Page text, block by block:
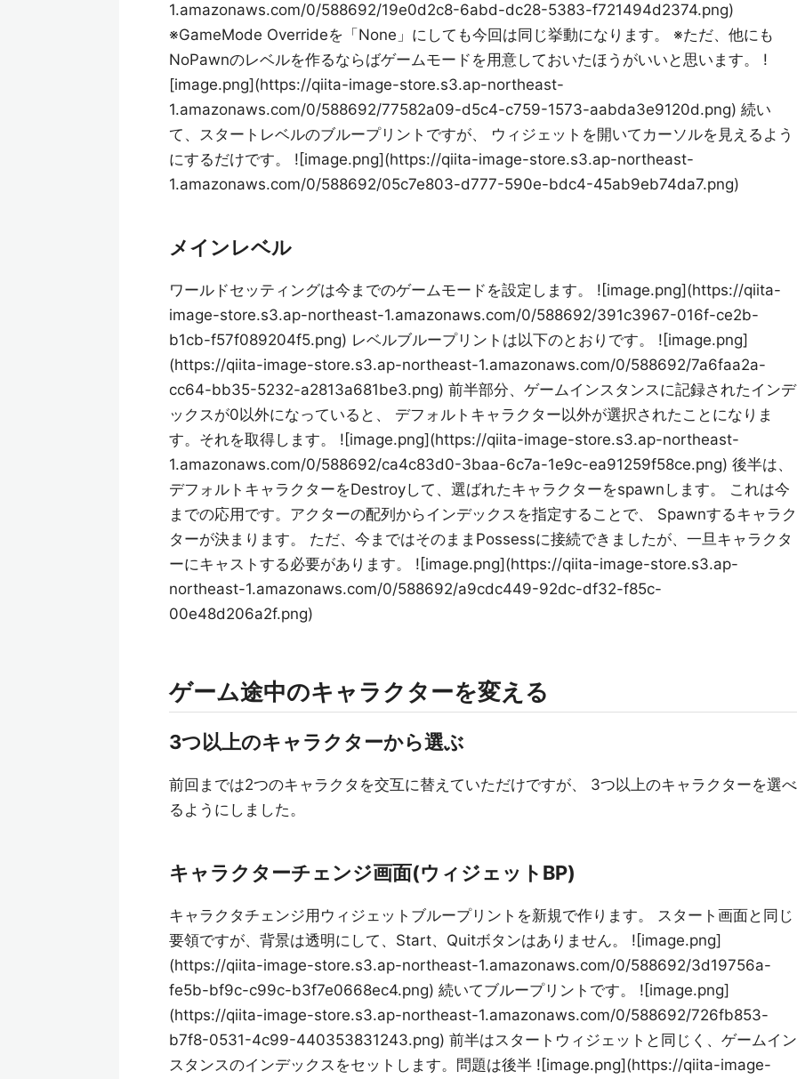
1.amazonaws.com/0/588692/19e0d2c8-6abd-dc28-5383-f721494d2374.png)
※GameMode Overrideを「None」にしても今回は同じ挙動になります。 ※ただ、他にも
NoPawnのレベルを作るならばゲームモードを用意しておいたほうがいいと思います。 !
[image.png](https://qiita-image-store.s3.ap-northeast-
1.amazonaws.com/0/588692/77582a09-d5c4-c759-1573-aabda3e9120d.png) 続い
て、スタートレベルのブループリントですが、 ウィジェットを開いてカーソルを見えるよう
にするだけです。 ![image.png](https://qiita-image-store.s3.ap-northeast-
1.amazonaws.com/0/588692/05c7e803-d777-590e-bdc4-45ab9eb74da7.png)
メインレベル
ワールドセッティングは今までのゲームモードを設定します。 ![image.png](https://qiita-
image-store.s3.ap-northeast-1.amazonaws.com/0/588692/391c3967-016f-ce2b-
b1cb-f57f089204f5.png) レベルブループリントは以下のとおりです。 ![image.png]
(https://qiita-image-store.s3.ap-northeast-1.amazonaws.com/0/588692/7a6faa2a-
cc64-bb35-5232-a2813a681be3.png) 前半部分、ゲームインスタンスに記録されたインデ
ックスが0以外になっていると、 デフォルトキャラクター以外が選択されたことになりま
す。それを取得します。 ![image.png](https://qiita-image-store.s3.ap-northeast-
1.amazonaws.com/0/588692/ca4c83d0-3baa-6c7a-1e9c-ea91259f58ce.png) 後半は、
デフォルトキャラクターをDestroyして、選ばれたキャラクターをspawnします。 これは今
までの応用です。アクターの配列からインデックスを指定することで、 Spawnするキャラク
ターが決まります。 ただ、今まではそのままPossessに接続できましたが、一旦キャラクタ
ーにキャストする必要があります。 ![image.png](https://qiita-image-store.s3.ap-
northeast-1.amazonaws.com/0/588692/a9cdc449-92dc-df32-f85c-
00e48d206a2f.png)
ゲーム途中のキャラクターを変える
3つ以上のキャラクターから選ぶ
前回までは2つのキャラクタを交互に替えていただけですが、 3つ以上のキャラクターを選べ
るようにしました。
キャラクターチェンジ画面(ウィジェットBP)
キャラクタチェンジ用ウィジェットブループリントを新規で作ります。 スタート画面と同じ
要領ですが、背景は透明にして、Start、Quitボタンはありません。 ![image.png]
(https://qiita-image-store.s3.ap-northeast-1.amazonaws.com/0/588692/3d19756a-
fe5b-bf9c-c99c-b3f7e0668ec4.png) 続いてブループリントです。 ![image.png]
(https://qiita-image-store.s3.ap-northeast-1.amazonaws.com/0/588692/726fb853-
b7f8-0531-4c99-440353831243.png) 前半はスタートウィジェットと同じく、ゲームイン
スタンスのインデックスをセットします。問題は後半 ![image.png](https://qiita-image-